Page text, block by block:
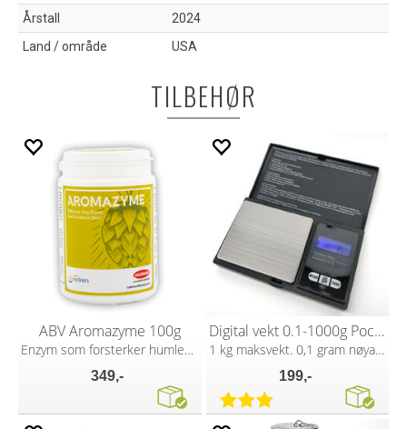
Årstall
2024
Land / område
USA
TILBEHØR
ABV Aromazyme 100g
Enzym som forsterker humlearoma
349,-
Digital vekt 0.1-1000g Pocket Scale
1 kg maksvekt. 0,1 gram nøyaktighet
199,-